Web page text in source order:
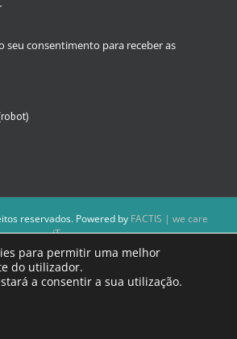
seu consentimento para receber as
reservados. Powered by FACTIS | we care
iT
se o direito de não publicar conteúdos que
violem as leis nacionais.
e as imagens depositadas são da inteira
para permitir uma melhor
do utilizador.
a consentir a sua utilização.